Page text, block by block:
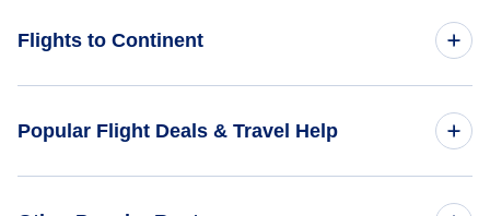
Vuelos de Hilton Head a Poznan - HHH a POZ
Flights to Continent
Popular Flight Deals & Travel Help